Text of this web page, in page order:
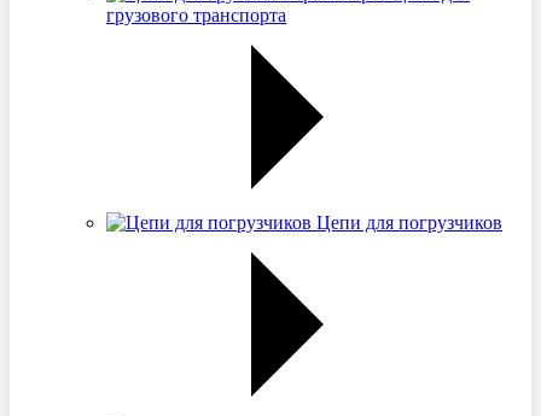
грузового транспорта
Цепи для погрузчиков